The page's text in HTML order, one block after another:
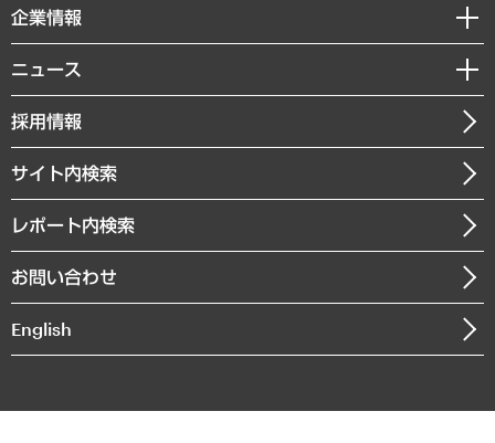
共生・ダイバーシティ
GRC（ガバナンス・リスク・コンプライアンス）・防災（政策）
経済・産業・雇用・労働
まちづくり・観光・交通・スポーツ・スマートシティ
自然資源・農林水産業・食料システム
コラム
経営用語集
受託・受注実績（官公庁関連）
メディア掲載・出演
セミナー・イベント情報
MUFGビジネスセミナー
受託案件情報
企業情報
私たちの想い
社長メッセージ
会社概要
沿革
組織図・本部部室紹介
インドネシア現地法人
個人情報保護方針
ニュース
ニュースリリース
お知らせ
採用情報
サイト内検索
レポート内検索
お問い合わせ
English